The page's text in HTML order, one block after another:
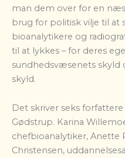
man dem over for en
brug for politisk vilje til at
bioanalytikere og
til at lykkes – for deres
sundhedsvæsenets skyld
skyld.
Det skriver seks
Gødstrup. Karina
chefbioanalytiker, Anette
Christensen,